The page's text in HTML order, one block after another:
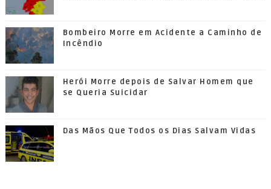
Bombeiro Morre em Acidente a Caminho de
Incêndio
Herói Morre depois de Salvar Homem que
se Queria Suicidar
Das Mãos Que Todos os Dias Salvam Vidas